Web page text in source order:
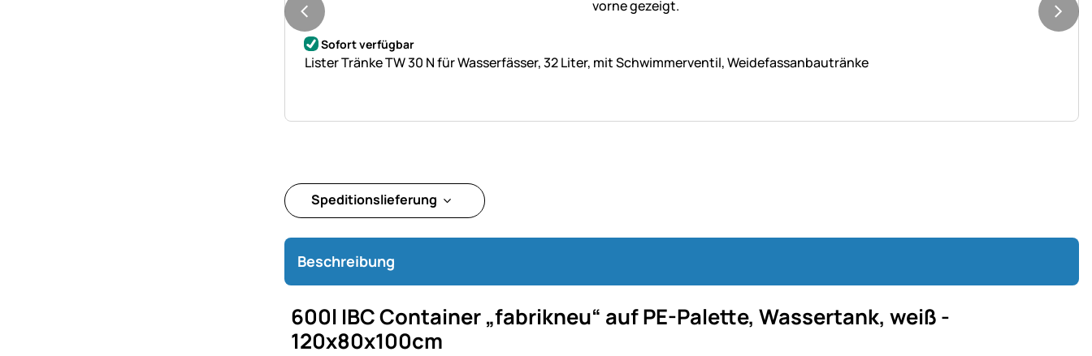
Noch keine Bewertungen abgegeben
Sofort verfügbar
Lister Tränke TW 30 N für Wasserfässer, 32 Liter, mit Schwimmerventil, Weidefassanbautränke
Speditionslieferung
Beschreibung
600l IBC Container „fabrikneu“ auf PE-Palette, Wassertank, weiß -
120x80x100cm